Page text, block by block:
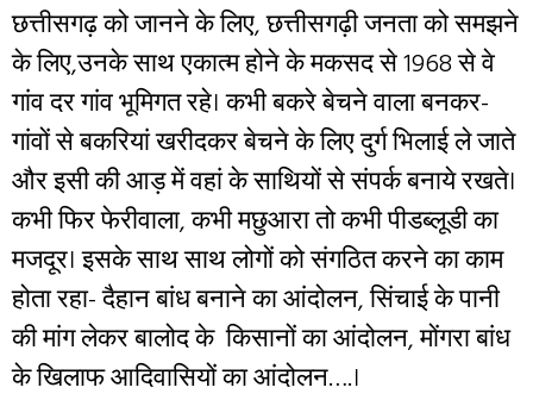
छत्तीसगढ़ को जानने के लिए, छत्तीसगढ़ी जनता को समझने
के लिए,उनके साथ एकात्म होने के मकसद से 1968 से वे
गांव दर गांव भूमिगत रहे। कभी बकरे बेचने वाला बनकर-
गांवों से बकरियां खरीदकर बेचने के लिए दुर्ग भिलाई ले जाते
और इसी की आड़ में वहां के साथियों से संपर्क बनाये रखते।
कभी फिर फेरीवाला, कभी मछुआरा तो कभी पीडब्लूडी का
मजदूर। इसके साथ साथ लोगों को संगठित करने का काम
होता रहा- दैहान बांध बनाने का आंदोलन, सिंचाई के पानी
की मांग लेकर बालोद के किसानों का आंदोलन, मोंगरा बांध
के खिलाफ आदिवासियों का आंदोलन….।